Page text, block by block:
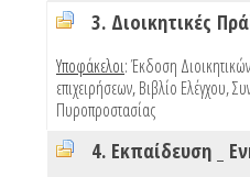
3. Διοικητικές
Υποφάκελοι:Έκδοση
επιχειρήσεων,Βιβλίο Ελέγχου,
Πυροπροστασίας
4. Εκπαίδευση _